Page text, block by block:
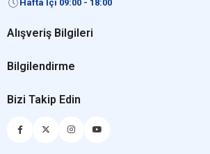
Hafta İçi 09:00 - 18:00
Alışveriş Bilgileri
Bilgilendirme
Bizi Takip Edin